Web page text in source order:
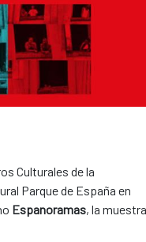
Culturales de la
Parque de España en
Espanoramas, la muestra